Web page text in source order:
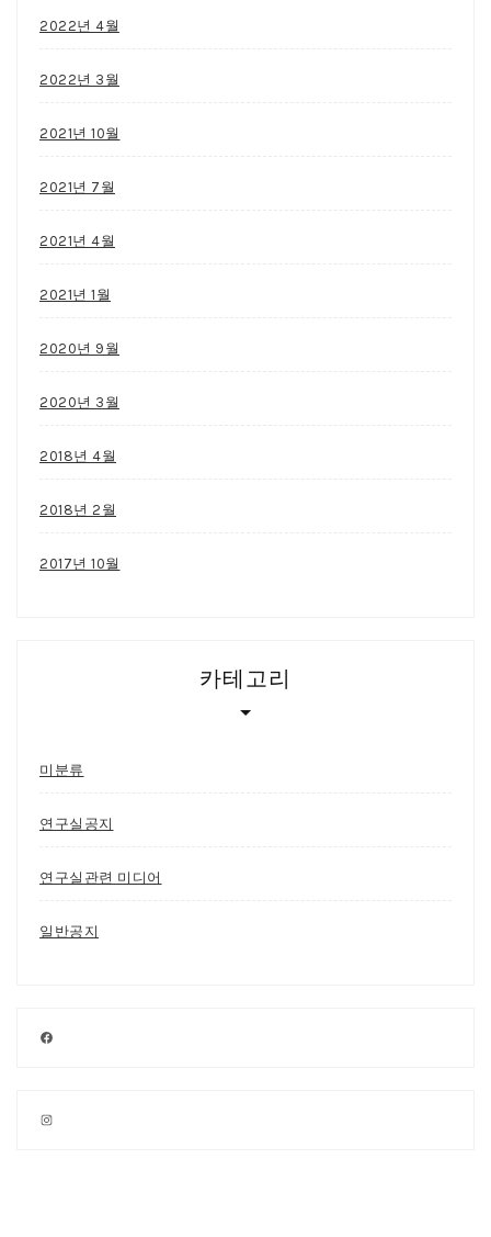
2022년 4월
2022년 3월
2021년 10월
2021년 7월
2021년 4월
2021년 1월
2020년 9월
2020년 3월
2018년 4월
2018년 2월
2017년 10월
카테고리
미분류
연구실공지
연구실관련 미디어
일반공지
Facebook
Instagram